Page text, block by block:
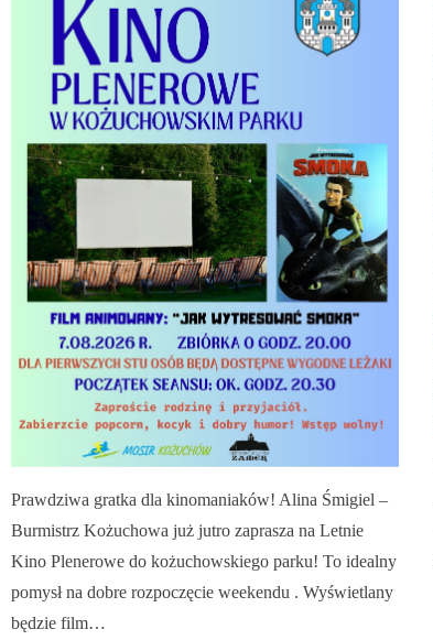
Prawdziwa gratka dla kinomaniaków! Alina Śmigiel –
Burmistrz Kożuchowa już jutro zaprasza na Letnie
Kino Plenerowe do kożuchowskiego parku! To idealny
pomysł na dobre rozpoczęcie weekendu . Wyświetlany
będzie film…